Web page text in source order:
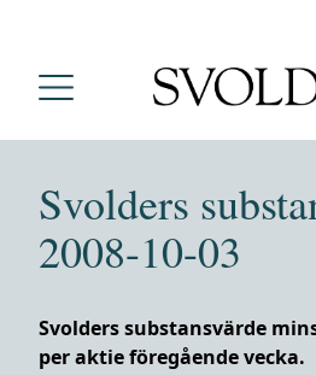
Svolders
2008-10-03
Svolders substansvärde
per aktie föregående vecka.